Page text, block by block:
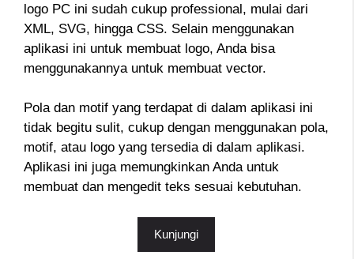
logo PC ini sudah cukup professional, mulai dari
XML, SVG, hingga CSS. Selain menggunakan
aplikasi ini untuk membuat logo, Anda bisa
menggunakannya untuk membuat vector.
Pola dan motif yang terdapat di dalam aplikasi ini
tidak begitu sulit, cukup dengan menggunakan pola,
motif, atau logo yang tersedia di dalam aplikasi.
Aplikasi ini juga memungkinkan Anda untuk
membuat dan mengedit teks sesuai kebutuhan.
Kunjungi